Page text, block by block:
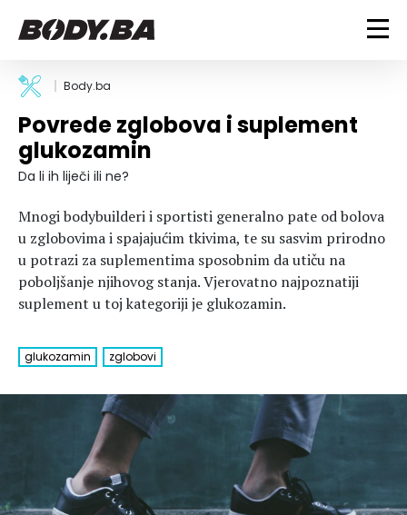
FITNESS
Vježbanje
Mršanje
Discipline
BODYBUILDING
Trening i vježbe
Savjeti
Ostalo
ISHRANA
Dijete
Nutricionizam
Recepti
Suplementi
ZDRAVLJE
Um i tijelo
Povrede i bolesti
Trudnice
LIFESTYLE
Fitness
Zdravlje
Hedonizam
VODA
MAGAZIN
Njega nje
Njega njega
Šminka
Tehnologija
KALORIJE
Body.ba
Povrede zglobova i suplement
glukozamin
Da li ih liječi ili ne?
Mnogi bodybuilderi i sportisti generalno pate od bolova
u zglobovima i spajajućim tkivima, te su sasvim prirodno
u potrazi za suplementima sposobnim da utiču na
poboljšanje njihovog stanja. Vjerovatno najpoznatiji
suplement u toj kategoriji je glukozamin.
glukozamin zglobovi